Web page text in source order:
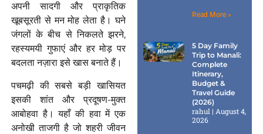
अपनी सादगी और प्राकृतिक
खूबसूरती से मन मोह लेता है। घने
जंगलों के बीच से निकलते झरने,
रहस्यमयी गुफाएं और हर मोड़ पर
बदलता नज़ारा इसे खास बनाते हैं।
पचमढ़ी की सबसे बड़ी खासियत
इसकी शांत और प्रदूषण-मुक्त
आबोहवा है। यहाँ की हवा में एक
अनोखी ताजगी है जो शहरी जीवन
Read More »
5 Day Family
Trip to Manali:
Complete
Itinerary,
Budget &
Travel Guide
(2026)
rahul
August 4,
2026